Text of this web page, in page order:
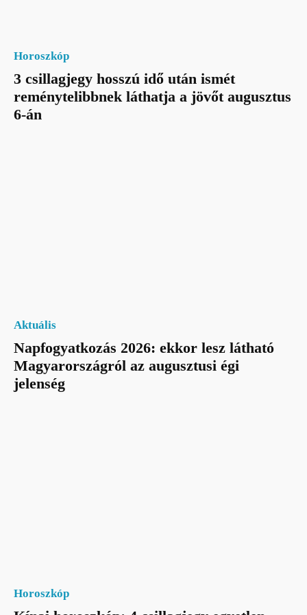
Horoszkóp
3 csillagjegy hosszú idő után ismét
reménytelibbnek láthatja a jövőt augusztus
6-án
Aktuális
Napfogyatkozás 2026: ekkor lesz látható
Magyarországról az augusztusi égi
jelenség
Horoszkóp